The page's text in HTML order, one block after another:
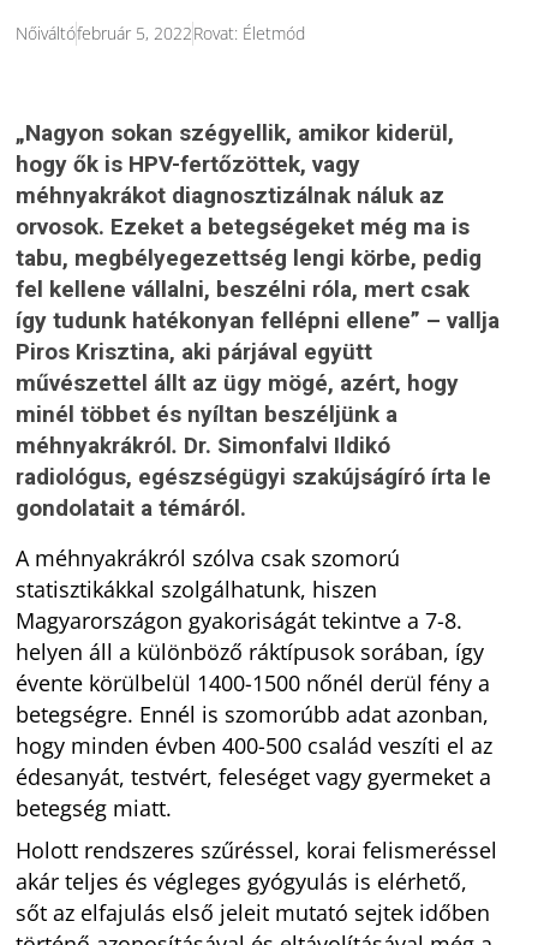
Nőiváltófebruár 5, 2022Rovat: Életmód
„Nagyon sokan szégyellik, amikor kiderül,
hogy ők is HPV-fertőzöttek, vagy
méhnyakrákot diagnosztizálnak náluk az
orvosok. Ezeket a betegségeket még ma is
tabu, megbélyegezettség lengi körbe, pedig
fel kellene vállalni, beszélni róla, mert csak
így tudunk hatékonyan fellépni ellene” – vallja
Piros Krisztina, aki párjával együtt
művészettel állt az ügy mögé, azért, hogy
minél többet és nyíltan beszéljünk a
méhnyakrákról. Dr. Simonfalvi Ildikó
radiológus, egészségügyi szakújságíró írta le
gondolatait a témáról.
A méhnyakrákról szólva csak szomorú
statisztikákkal szolgálhatunk, hiszen
Magyarországon gyakoriságát tekintve a 7-8.
helyen áll a különböző ráktípusok sorában, így
évente körülbelül 1400-1500 nőnél derül fény a
betegségre. Ennél is szomorúbb adat azonban,
hogy minden évben 400-500 család veszíti el az
édesanyát, testvért, feleséget vagy gyermeket a
betegség miatt.
Holott rendszeres szűréssel, korai felismeréssel
akár teljes és végleges gyógyulás is elérhető,
sőt az elfajulás első jeleit mutató sejtek időben